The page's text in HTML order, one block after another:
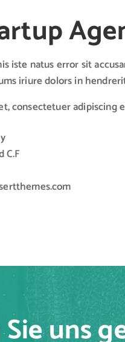
iste natus error sit
iriure dolors in
consectetuer adipiscing
C.F
uns